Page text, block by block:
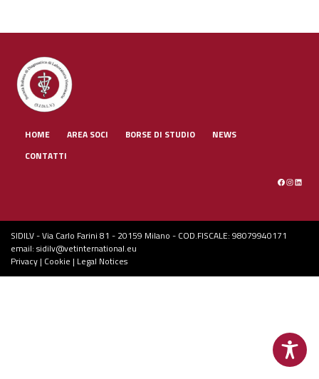
HOME AREA SOCI BORSE DI STUDIO
NEWS
CONTATTI
Facebook
SIDILV - Via Carlo Farini 81 - 20159 Milano - COD.FISCALE: 98079940171
email: sidilv@vetinternational.eu
Privacy | Cookie | Legal Notices